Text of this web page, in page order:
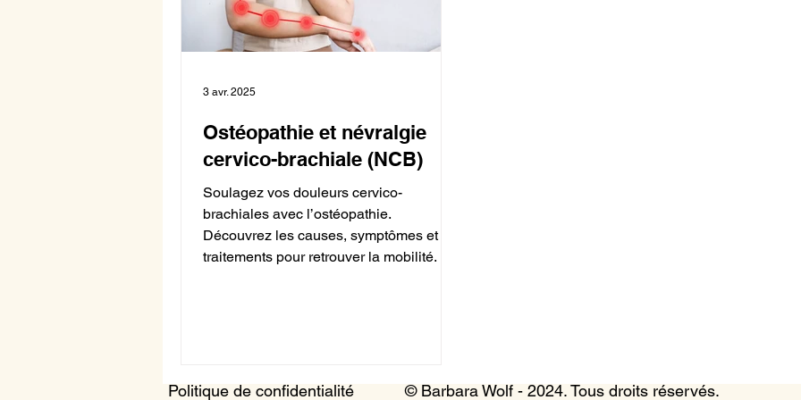
Ostéopathie et névralgie
cervico-brachiale (NCB)
Soulagez vos douleurs cervico-
brachiales avec l’ostéopathie.
Découvrez les causes, symptômes et les
traitements pour retrouver la mobilité.
3 avr. 2025
Politique de confidentialité © Barbara Wolf - 2024. Tous droits réservés.